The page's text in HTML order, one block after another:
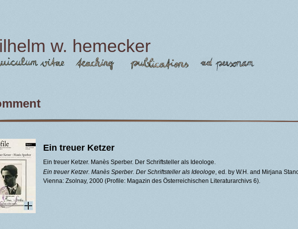
w. hemecker
Ein treuer Ketzer
Ein treuer Ketzer. Manès Sperber. Der Schriftsteller als Ideologe.
Ein treuer Ketzer. Manès Sperber. Der Schriftsteller als Ideologe , ed. by W.H. and Mirjana
Vienna: Zsolnay, 2000 (Profile: Magazin des Österreichischen Literaturarchivs 6).